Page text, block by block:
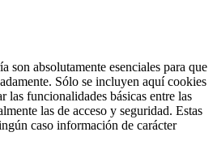
son absolutamente esenciales para que
Sólo se incluyen aquí cookies
las funcionalidades básicas entre las
las de acceso y seguridad. Estas
caso información de carácter